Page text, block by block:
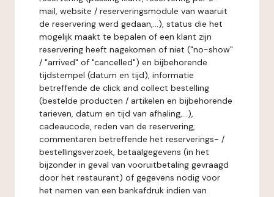
mail, website / reserveringsmodule van waaruit
de reservering werd gedaan,...), status die het
mogelijk maakt te bepalen of een klant zijn
reservering heeft nagekomen of niet ("no-show"
/ "arrived" of "cancelled") en bijbehorende
tijdstempel (datum en tijd), informatie
betreffende de click and collect bestelling
(bestelde producten / artikelen en bijbehorende
tarieven, datum en tijd van afhaling,...),
cadeaucode, reden van de reservering,
commentaren betreffende het reserverings- /
bestellingsverzoek, betaalgegevens (in het
bijzonder in geval van vooruitbetaling gevraagd
door het restaurant) of gegevens nodig voor
het nemen van een bankafdruk indien van